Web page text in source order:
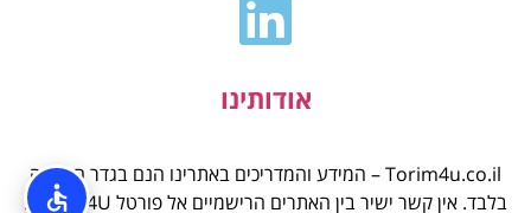
אודותינו
Torim4u.co.il – המידע והמדריכים באתרינו הנם בגדר המלצה
בלבד. אין קשר ישיר בין האתרים הרישמיים אל פורטל TORIM4U.